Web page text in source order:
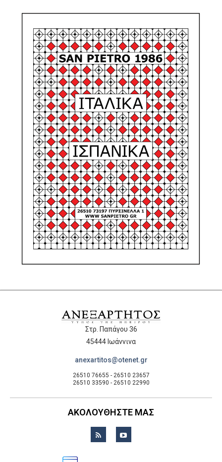
Στρ. Παπάγου 36
45444 Ιωάννινα
anexartitos@otenet.gr
26510 76655 - 26510 23657
26510 33590 - 26510 22990
ΑΚΟΛΟΥΘΗΣΤΕ ΜΑΣ